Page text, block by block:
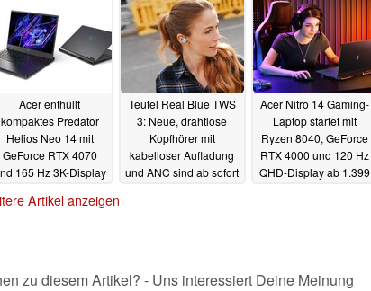
Acer enthüllt
kompaktes Predator
Helios Neo 14 mit
GeForce RTX 4070
165 Hz 3K-Display
Teufel Real Blue TWS
3: Neue, drahtlose
Kopfhörer mit
kabelloser Aufladung
und ANC sind ab sofort
Acer Nitro 14 Gaming-
Laptop startet mit
Ryzen 8040, GeForce
RTX 4000 und 120 Hz
QHD-Display ab 1.399
Artikel anzeigen
zu diesem Artikel? - Uns interessiert Deine Meinung